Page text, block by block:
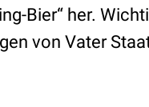
Bier“ her.
von Vater